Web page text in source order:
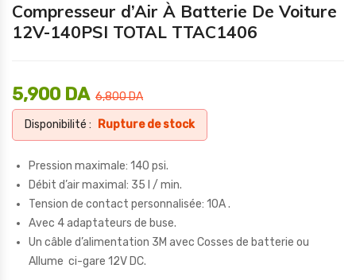
Compresseur d’Air À Batterie De Voiture
12V-140PSI TOTAL TTAC1406
6,800DA
5,900 DA
Disponibilité : Rupture de stock
Pression maximale: 140 psi.
Débit d’air maximal: 35 l / min.
Tension de contact personnalisée: 10A .
Avec 4 adaptateurs de buse.
Un câble d’alimentation 3M avec Cosses de batterie ou
Allume ci-gare 12V DC.